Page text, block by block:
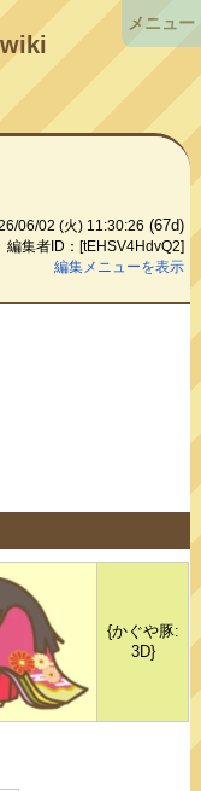
06/02 (火) 11:30:26 (67d)
編集者ID：[tEHSV4HdvQ2]
編集メニューを表示
{かぐや豚:
3D}
メニュー